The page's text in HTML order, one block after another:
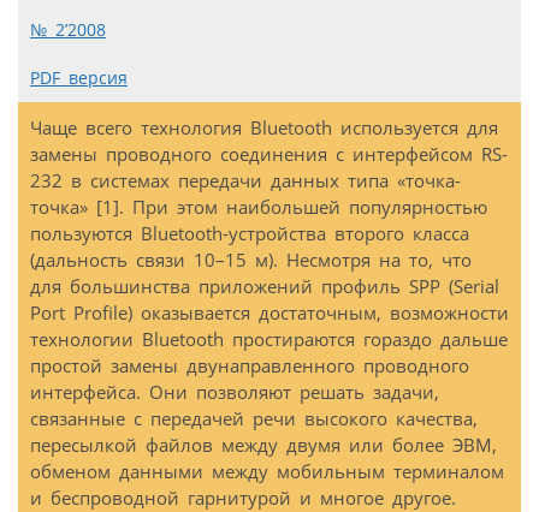
№ 2’2008
PDF версия
Чаще всего технология Bluetooth используется для
замены проводного соединения с интерфейсом RS-
232 в системах передачи данных типа «точка-
точка» [1]. При этом наибольшей популярностью
пользуются Bluetooth-устройства второго класса
(дальность связи 10–15 м). Несмотря на то, что
для большинства приложений профиль SPP (Serial
Port Profile) оказывается достаточным, возможности
технологии Bluetooth простираются гораздо дальше
простой замены двунаправленного проводного
интерфейса. Они позволяют решать задачи,
связанные с передачей речи высокого качества,
пересылкой файлов между двумя или более ЭВМ,
обменом данными между мобильным терминалом
и беспроводной гарнитурой и многое другое.